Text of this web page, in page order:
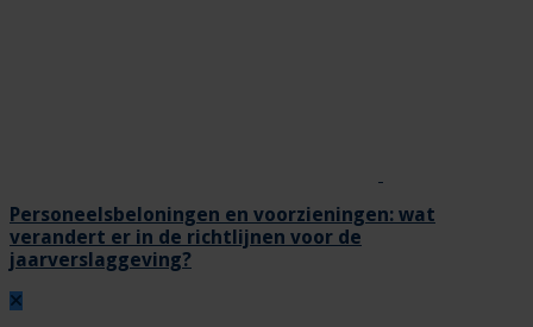
Personeelsbeloningen en voorzieningen: wat
verandert er in de richtlijnen voor de
jaarverslaggeving?